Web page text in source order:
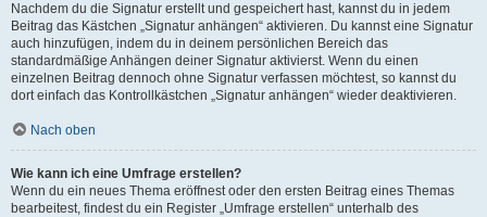
Nachdem du die Signatur erstellt und gespeichert hast, kannst du in jedem
Beitrag das Kästchen „Signatur anhängen“ aktivieren. Du kannst eine Signatur
auch hinzufügen, indem du in deinem persönlichen Bereich das
standardmäßige Anhängen deiner Signatur aktivierst. Wenn du einen
einzelnen Beitrag dennoch ohne Signatur verfassen möchtest, so kannst du
dort einfach das Kontrollkästchen „Signatur anhängen“ wieder deaktivieren.
Nach oben
Wie kann ich eine Umfrage erstellen?
Wenn du ein neues Thema eröffnest oder den ersten Beitrag eines Themas
bearbeitest, findest du ein Register „Umfrage erstellen“ unterhalb des